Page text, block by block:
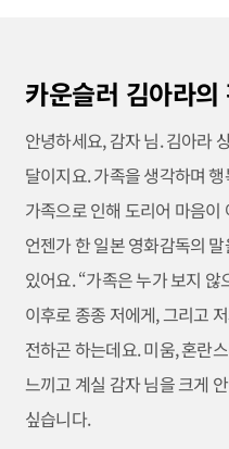
카운슬러 김아라의
안녕하세요, 감자 님. 김아라
달이지요. 가족을 생각하며
가족으로 인해 도리어 마음
언젠가 한 일본 영화감독의
있어요. “가족은 누가 보지
이후로 종종 저에게, 그리고
전하곤 하는데요. 미움, 혼란
느끼고 계실 감자 님을 크게
싶습니다.